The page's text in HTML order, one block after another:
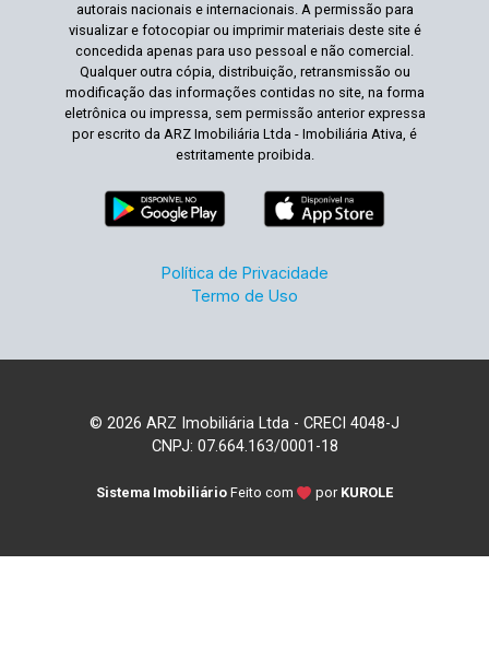
autorais nacionais e internacionais. A permissão para
visualizar e fotocopiar ou imprimir materiais deste site é
concedida apenas para uso pessoal e não comercial.
Qualquer outra cópia, distribuição, retransmissão ou
modificação das informações contidas no site, na forma
eletrônica ou impressa, sem permissão anterior expressa
por escrito da ARZ Imobiliária Ltda - Imobiliária Ativa, é
estritamente proibida.
Política de Privacidade
Termo de Uso
© 2026 ARZ Imobiliária Ltda - CRECI 4048-J
CNPJ: 07.664.163/0001-18
Sistema Imobiliário Feito com por KUROLE